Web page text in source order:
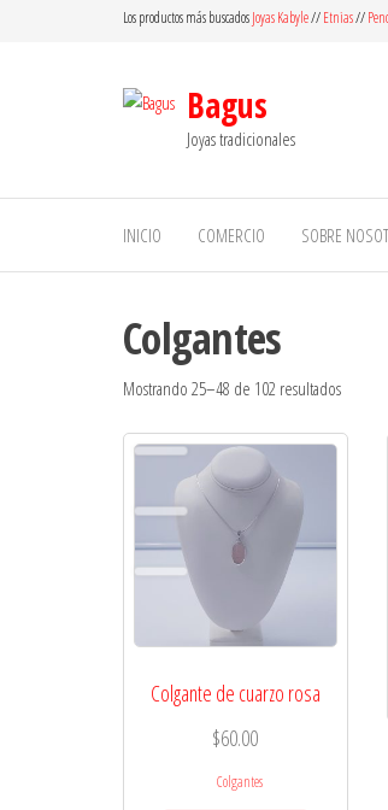
Los productos más buscadosJoyas Kabyle//Etnias//
Bagus
Joyas tradicionales
INICIO COMERCIO SOBRE
Colgantes
Mostrando 25–48 de 102 resultados
Colgante de cuarzo rosa
$60.00
Colgantes